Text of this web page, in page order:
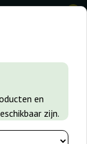
⭐
en
zijn.
0
Seeds